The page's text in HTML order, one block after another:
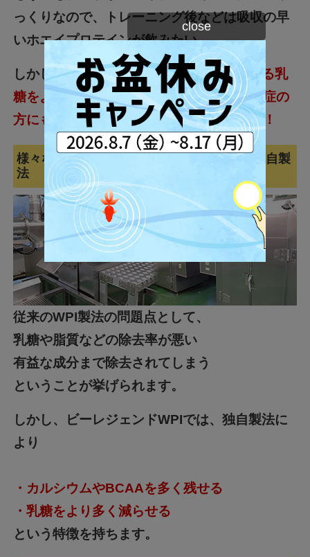
っくりなので、トレーニング後などは吸収の早
いホエイプロテインが飲みたい…
しかし、ビーレジェンドWPIは、原因となる乳
糖をより多く除去しているため、乳糖不耐症の
方にもお勧めしやすいプロテインなのです！
様々な問題をクリアするために開発された独自製
法
従来のWPI製法の問題点として、
乳糖や脂質などの除去率が悪い
有益な成分まで除去されてしまう
ということが挙げられます。
しかし、ビーレジェンドWPIでは、独自製法に
より
・カルシウムやBCAAを多く残せる
・乳糖をより多く減らせる
という特徴を持ちます。
close